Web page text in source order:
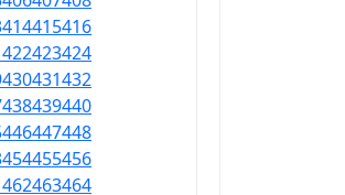
414415416
422423424
430431432
438439440
446447448
454455456
462463464